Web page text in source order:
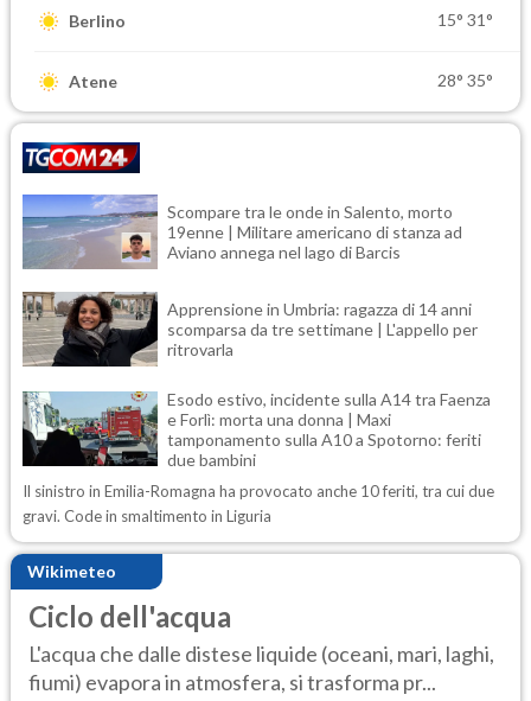
Berlino 15° 31°
Atene 28° 35°
Scompare tra le onde in Salento, morto
19enne | Militare americano di stanza ad
Aviano annega nel lago di Barcis
Apprensione in Umbria: ragazza di 14 anni
scomparsa da tre settimane | L'appello per
ritrovarla
Esodo estivo, incidente sulla A14 tra Faenza
e Forlì: morta una donna | Maxi
tamponamento sulla A10 a Spotorno: feriti
due bambini
Il sinistro in Emilia-Romagna ha provocato anche 10 feriti, tra cui due
gravi. Code in smaltimento in Liguria
Wikimeteo
Ciclo dell'acqua
L'acqua che dalle distese liquide (oceani, mari, laghi,
fiumi) evapora in atmosfera, si trasforma pr...